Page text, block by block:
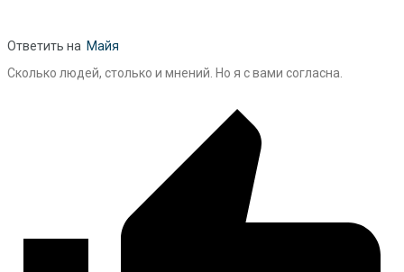
Ответить на Майя
Сколько людей, столько и мнений. Но я с вами согласна.